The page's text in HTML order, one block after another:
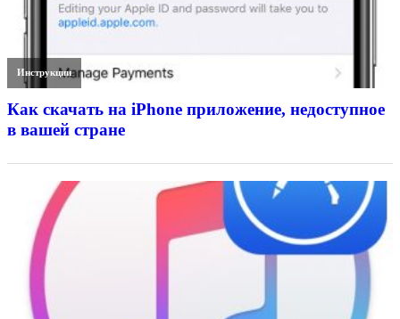
Инструкции
Как скачать на iPhone приложение, недоступное
в вашей стране